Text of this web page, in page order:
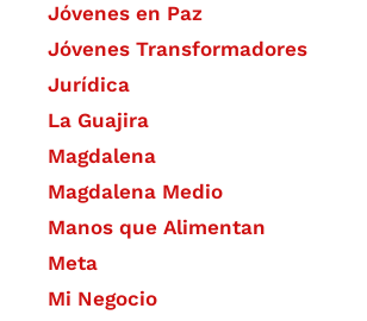
Jóvenes en Paz
Jóvenes Transformadores
Jurídica
La Guajira
Magdalena
Magdalena Medio
Manos que Alimentan
Meta
Mi Negocio